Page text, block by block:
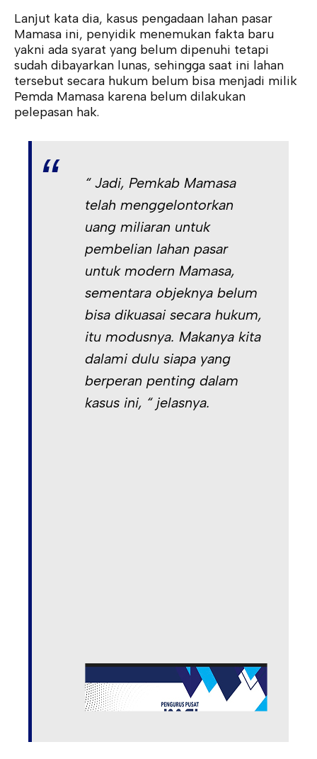
Lanjut kata dia, kasus pengadaan lahan pasar
Mamasa ini, penyidik menemukan fakta baru
yakni ada syarat yang belum dipenuhi tetapi
sudah dibayarkan lunas, sehingga saat ini lahan
tersebut secara hukum belum bisa menjadi milik
Pemda Mamasa karena belum dilakukan
pelepasan hak.
“ Jadi, Pemkab Mamasa
telah menggelontorkan
uang miliaran untuk
pembelian lahan pasar
untuk modern Mamasa,
sementara objeknya belum
bisa dikuasai secara hukum,
itu modusnya. Makanya kita
dalami dulu siapa yang
berperan penting dalam
kasus ini, “ jelasnya.